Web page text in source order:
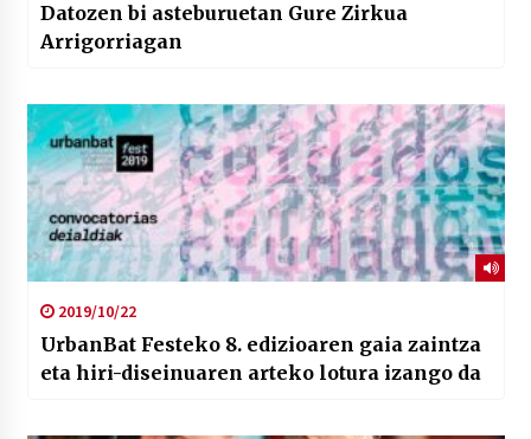
Datozen bi asteburuetan Gure Zirkua
Arrigorriagan
2019/10/22
UrbanBat Festeko 8. edizioaren gaia zaintza
eta hiri-diseinuaren arteko lotura izango da